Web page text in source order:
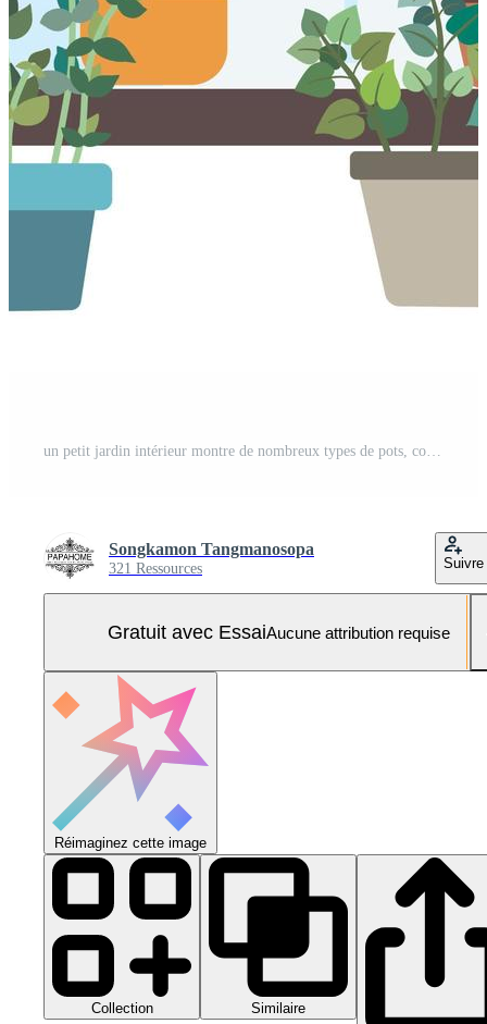
un petit jardin intérieur montre de nombreux types de pots, contenants pour de nombreux types d'arbres, d'herbes et de légumes. image de style vecteur plat. Vecteur Pro et SVG Pro
Songkamon Tangmanosopa
321 Ressources Suivre
Gratuit avec EssaiAucune attribution requise
Réimaginez cette image
Collection Similaire